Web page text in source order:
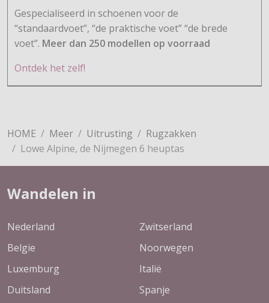
Gespecialiseerd in schoenen voor de
“standaardvoet”, “de praktische voet” “de brede
voet”. Meer dan 250 modellen op voorraad
Ontdek het zelf!
HOME Meer Uitrusting
Rugzakken
Lowe Alpine, de Nijmegen 6 heuptas
Wandelen in
Nederland
Belgie
Luxemburg
Duitsland
Zwitserland
Noorwegen
Italië
Spanje